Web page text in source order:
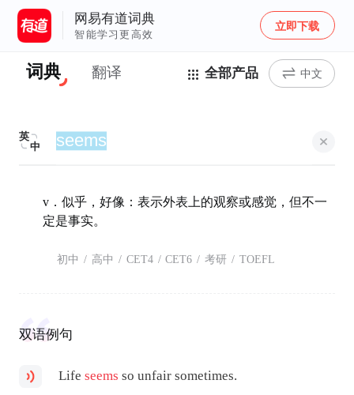
网易有道词典
智能学习更高效
立即下载
词典 翻译 全部产品 中文
英
中
v．似乎，好像：表示外表上的观察或感觉，但不一
定是事实。
初中 / 高中 / CET4 / CET6 / 考研 / TOEFL
双语例句
Lifeseems so unfair sometimes.